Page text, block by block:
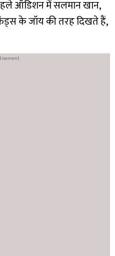
ऑडिशन में सलमान खान,
के जॉय की तरह दिखते हैं,